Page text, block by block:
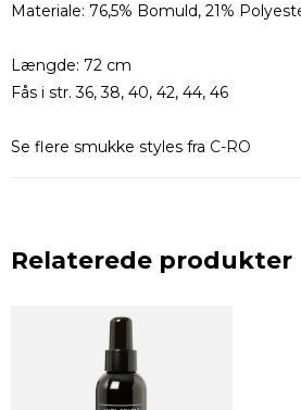
Materiale: 76,5% Bomuld, 21%
Længde: 72 cm
Fås i str. 36, 38, 40, 42, 44, 46
Se flere smukke styles fra C-RO
Relaterede produkter